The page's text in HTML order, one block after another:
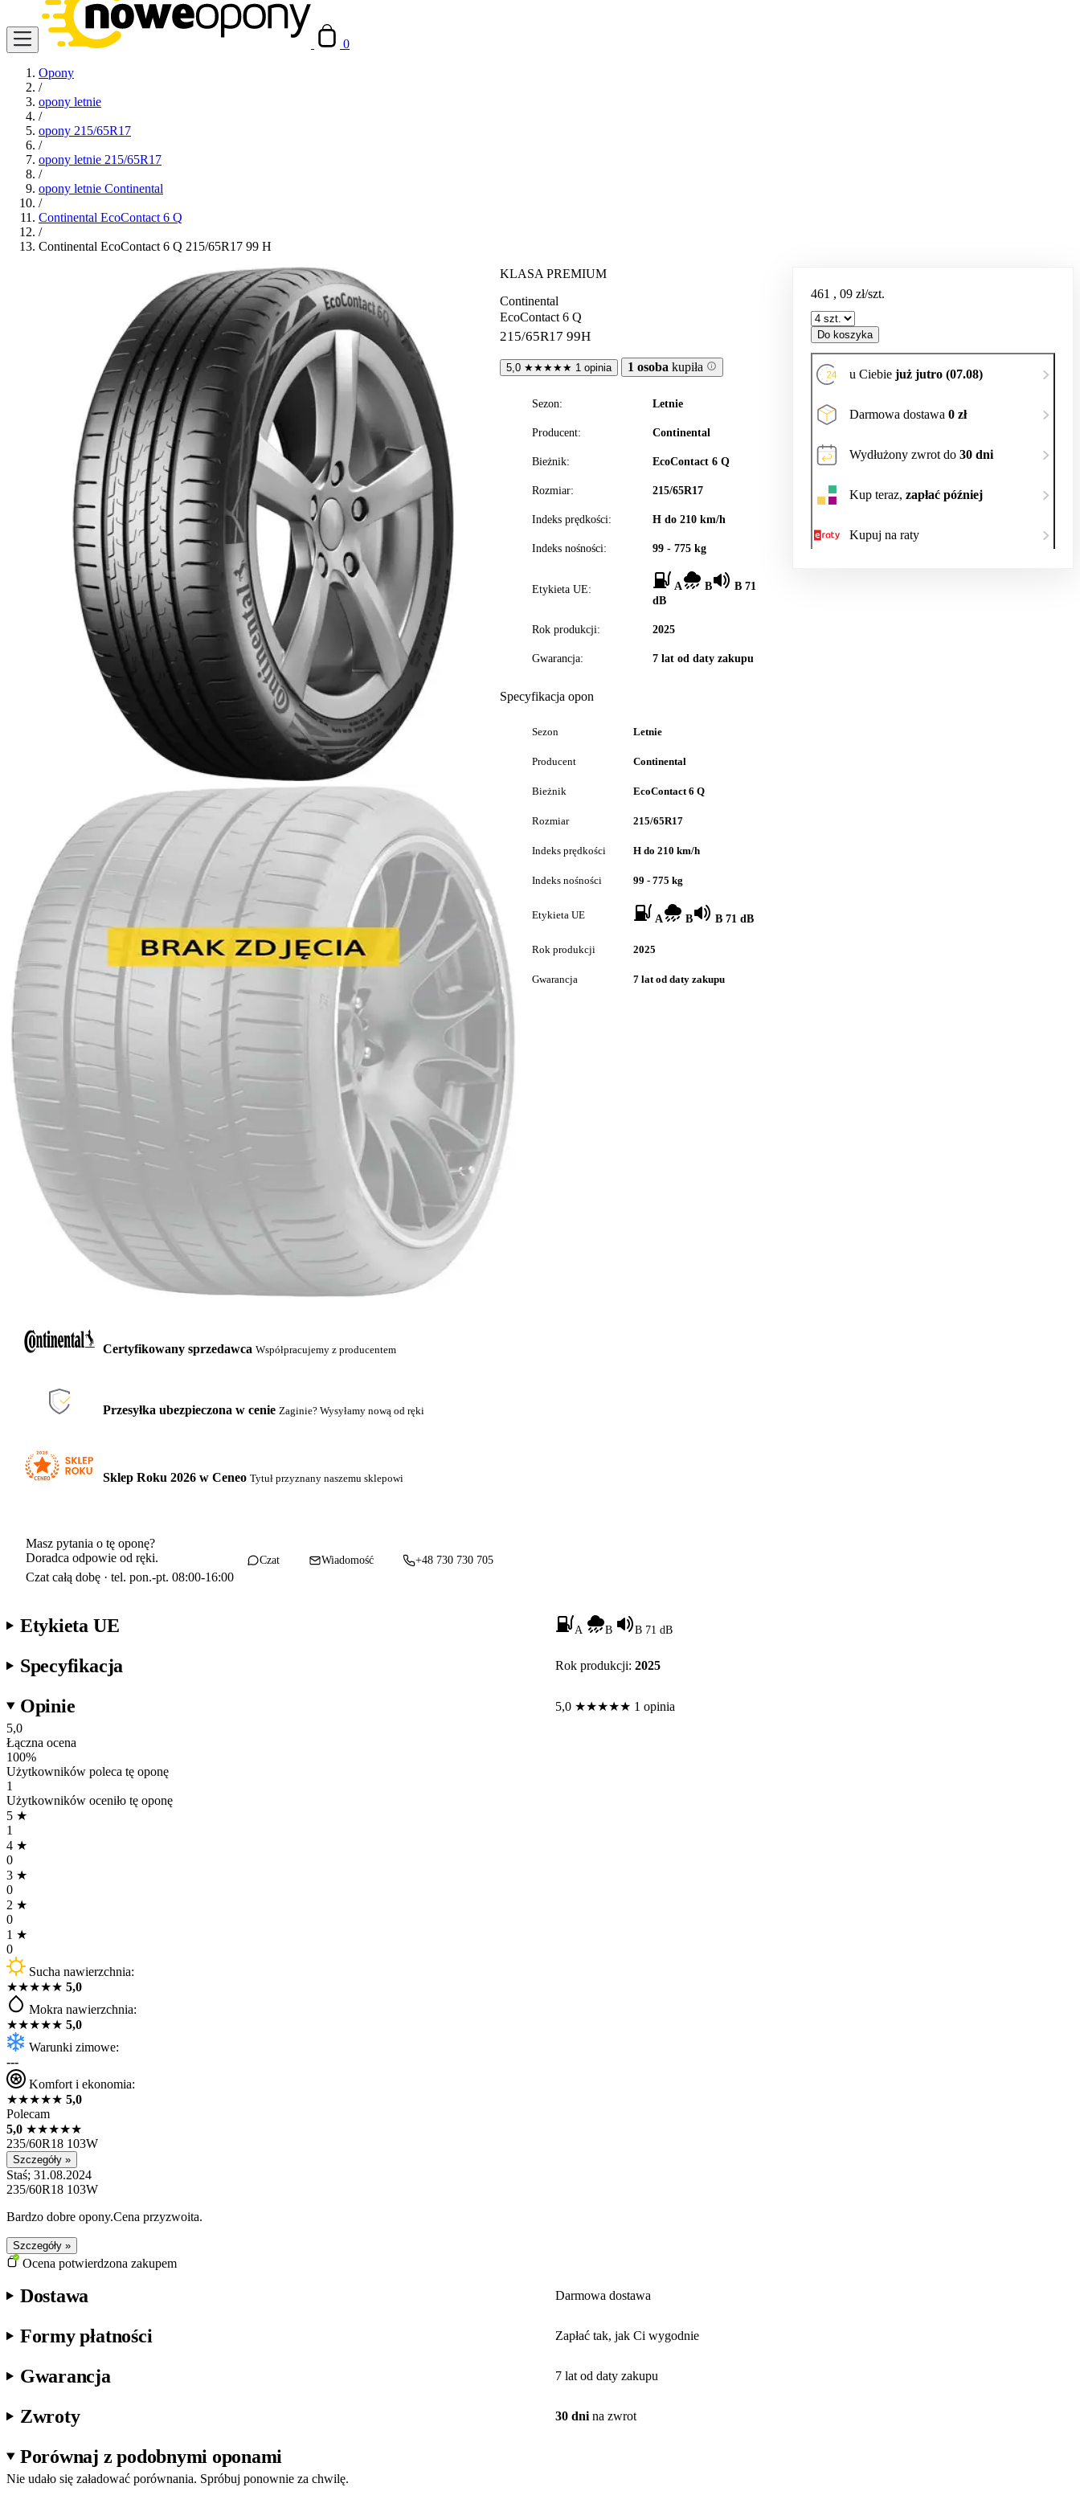
0
Opony
/
opony letnie
/
opony 215/65R17
/
opony letnie 215/65R17
/
opony letnie Continental
/
Continental EcoContact 6 Q
/
Continental EcoContact 6 Q 215/65R17 99 H
KLASA PREMIUM
Continental
EcoContact 6 Q
215/65R17 99H
5,0 ★★★★★ 1 opinia 1 osoba kupiła
Sezon: Letnie
Producent: Continental
Bieżnik: EcoContact 6 Q
Rozmiar: 215/65R17
Indeks prędkości: H do 210 km/h
Indeks nośności: 99 - 775 kg
Etykieta UE: A B
B 71
dB
Rok produkcji: 2025
Gwarancja: 7 lat od daty zakupu
Specyfikacja opon
Sezon Letnie
Producent Continental
Bieżnik EcoContact 6 Q
Rozmiar 215/65R17
Indeks prędkości H do 210 km/h
Indeks nośności 99 - 775 kg
Etykieta UE A B B 71 dB
Rok produkcji 2025
Gwarancja 7 lat od daty zakupu
461 , 09 zł/szt.
Do koszyka
u Ciebie już jutro (07.08)
Darmowa dostawa 0 zł
Wydłużony zwrot do 30 dni
Kup teraz, zapłać później
Kupuj na raty
Certyfikowany sprzedawca Współpracujemy z producentem
Przesyłka ubezpieczona w cenie Zaginie? Wysyłamy nową od ręki
Sklep Roku 2026 w Ceneo Tytuł przyznany naszemu sklepowi
Masz pytania o tę oponę?
Doradca odpowie od ręki.
Czat całą dobę · tel. pon.-pt. 08:00-16:00
Czat Wiadomość +48 730 730 705
Etykieta UE A B B 71 dB
Specyfikacja Rok produkcji: 2025
Opinie 5,0 ★★★★★ 1 opinia
5,0
Łączna ocena
100%
Użytkowników poleca tę oponę
1
Użytkowników oceniło tę oponę
5 ★
1
4 ★
0
3 ★
0
2 ★
0
1 ★
0
Sucha nawierzchnia:
★★★★★ 5,0
Mokra nawierzchnia:
★★★★★ 5,0
Warunki zimowe:
---
Komfort i ekonomia:
★★★★★ 5,0
Polecam
5,0 ★★★★★
235/60R18 103W
Szczegóły »
Staś; 31.08.2024
235/60R18 103W
Bardzo dobre opony.Cena przyzwoita.
Szczegóły »
Ocena potwierdzona zakupem
Dostawa Darmowa dostawa
Formy płatności Zapłać tak, jak Ci wygodnie
Gwarancja 7 lat od daty zakupu
Zwroty 30 dni na zwrot
Porównaj z podobnymi oponami
Nie udało się załadować porównania. Spróbuj ponownie za chwilę.